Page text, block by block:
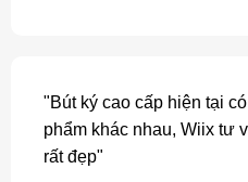
"Bút ký cao cấp hiện tại
phẩm khác nhau, Wiix tư
rất đẹp"